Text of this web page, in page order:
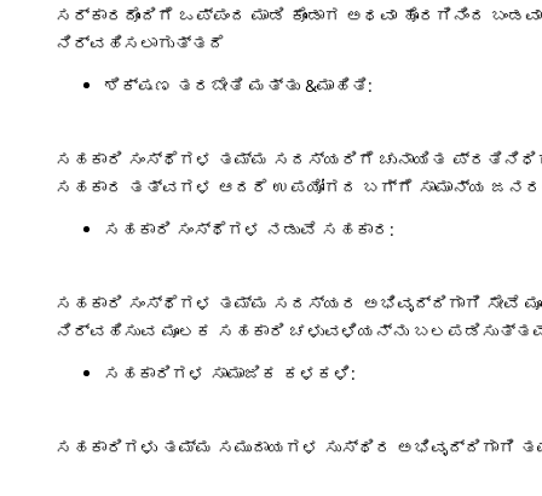
ಸರ್ಕಾರದೊಂದಿಗೆ ಒಪ್ಪಂದ ಮಾಡಿ ಕೊಂಡಾಗ ಅಥವಾ
ನಿರ್ವಹಿಸಲಾಗುತ್ತದೆ
ಶಿಕ್ಷಣ ತರಬೇತಿ ಮತ್ತು &ಮಾಹಿತಿ:
ಸಹಕಾರಿ ಸಂಸ್ಥೆಗಳ ತಮ್ಮ ಸದಸ್ಯರಿಗೆ ಚುನಾಯಿತ
ಸಹಕಾರ ತತ್ವಗಳ ಆದರೆ ಉಪಯೋಗದ ಬಗ್ಗೆ ಸಾಮಾನ್ಯ
ಸಹಕಾರಿ ಸಂಸ್ಥೆಗಳ ನಡುವೆ ಸಹಕಾರ:
ಸಹಕಾರಿ ಸಂಸ್ಥೆಗಳ ತಮ್ಮ ಸದಸ್ಯರ ಅಭಿವೃದ್ದಿಗಾಗಿ ಸೇವೆ
ನಿರ್ವಹಿಸುವ ಮೂಲಕ ಸಹಕಾರಿ ಚಳುವಳಿಯನ್ನು
ಸಹಕಾರಿಗಳ ಸಾಮಾಜಿಕ ಕಳಕಳಿ:
ಸಹಕಾರಿಗಳು ತಮ್ಮ ಸಮುದಾಯಗಳ ಸುಸ್ಥಿರ